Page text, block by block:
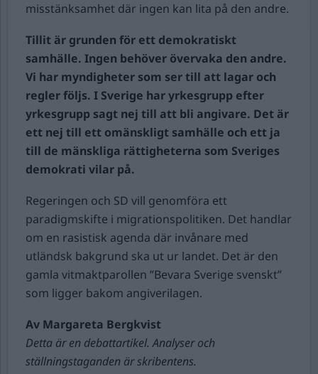
misstänksamhet där ingen kan lita på den andre.
Tillit är grunden för ett demokratiskt
samhälle. Ingen behöver övervaka den andre.
Vi har myndigheter som ser till att lagar och
regler följs. I Sverige har yrkesgrupp efter
yrkesgrupp sagt nej till att bli angivare. Det är
ett nej till ett omänskligt samhälle och ett ja
till de mänskliga rättigheterna som Sveriges
demokrati vilar på.
Regeringen och SD vill genomföra ett
paradigmskifte i migrationspolitiken. Det handlar
om en rasistisk agenda där invånare med
utländsk bakgrund ska ut ur landet. Det är den
gamla vitmaktparollen ”Bevara Sverige svenskt”
som ligger bakom angiverilagen.
Av Margareta Bergkvist
Detta är en debattartikel. Analyser och
ställningstaganden är skribentens.